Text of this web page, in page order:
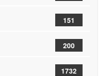
151
200
1732